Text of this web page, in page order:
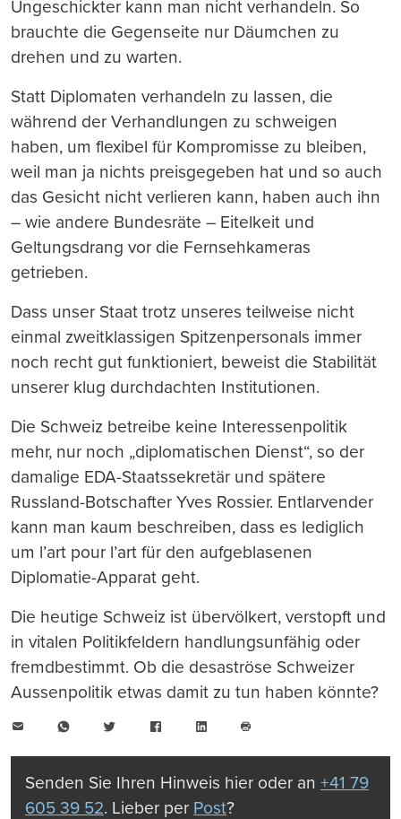
Ungeschickter kann man nicht verhandeln. So
brauchte die Gegenseite nur Däumchen zu
drehen und zu warten.
Statt Diplomaten verhandeln zu lassen, die
während der Verhandlungen zu schweigen
haben, um flexibel für Kompromisse zu bleiben,
weil man ja nichts preisgegeben hat und so auch
das Gesicht nicht verlieren kann, haben auch ihn
– wie andere Bundesräte – Eitelkeit und
Geltungsdrang vor die Fernsehkameras
getrieben.
Dass unser Staat trotz unseres teilweise nicht
einmal zweitklassigen Spitzenpersonals immer
noch recht gut funktioniert, beweist die Stabilität
unserer klug durchdachten Institutionen.
Die Schweiz betreibe keine Interessenpolitik
mehr, nur noch „diplomatischen Dienst“, so der
damalige EDA-Staatssekretär und spätere
Russland-Botschafter Yves Rossier. Entlarvender
kann man kaum beschreiben, dass es lediglich
um l’art pour l’art für den aufgeblasenen
Diplomatie-Apparat geht.
Die heutige Schweiz ist übervölkert, verstopft und
in vitalen Politikfeldern handlungsunfähig oder
fremdbestimmt. Ob die desaströse Schweizer
Aussenpolitik etwas damit zu tun haben könnte?
WhatsAppTwitter FacebookLinkedIn
drucken
Senden Sie Ihren Hinweis hier oder an +41 79
605 39 52. Lieber per Post?